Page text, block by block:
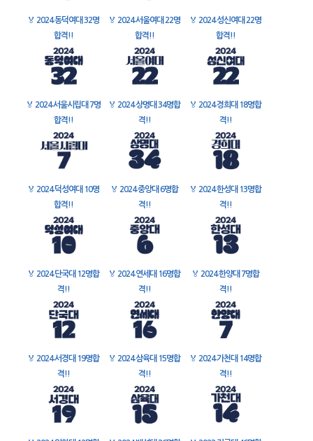
🏅 2024 동덕여대 32명
합격!!
🏅 2024 서울여대 22명
합격!!
🏅 2024 성신여대 22명
합격!!
🏅 2024 서울시립대 7명
합격!!
🏅 2024 상명대 34명합
격!!
🏅 2024 경희대 18명합
격!!
🏅 2024 덕성여대 10명
합격!!
🏅 2024 중앙대 6명합
격!!
🏅 2024 한성대 13명합
격!!
🏅 2024 단국대 12명합
격!!
🏅 2024 연세대 16명합
격!!
🏅 2024 한양대 7명합
격!!
🏅 2024 서경대 19명합
격!!
🏅 2024 삼육대 15명합
격!!
🏅 2024 가천대 14명합
격!!